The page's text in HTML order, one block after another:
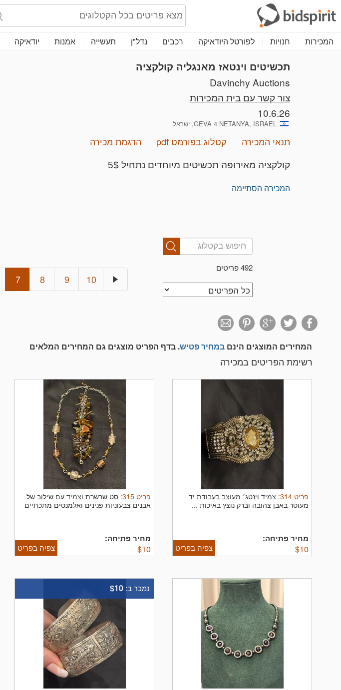
המכירות חנויות לפורטל היודאיקה רכבים נדל"ן תעשייה אמנות יודאיקה
‏תכשיטים וינטאז מאנגליה קולקציה
Davinchy Auctions
צור קשר עם בית המכירות
10.6.26
GEVA 4 NETANYA, ISRAEL, ישראל
תנאי המכירה קטלוג בפורמט pdf הדגמת מכירה
‏קולקציה מאירופה תכשיטים מיוחדים נתחיל 5$
המכירה הסתיימה
492 פריטים
7 8 9 10
המחירים המוצגים הינם במחיר פטיש. בדף הפריט מוצגים גם המחירים המלאים
רשימת הפריטים במכירה
פריט 314
: צמיד וינטג׳ מעוצב בעבודת יד
מעוטר באבן צהובה וברק נוצץ באיכות ...
מחיר פתיחה:
$10 צפיה בפריט
פריט 315
: סט שרשרת וצמיד עם שילוב של
אבנים צבעוניות פנינים ואלמנטים מתכתיים
מחיר פתיחה:
$10 צפיה בפריט
נמכר ב: $10